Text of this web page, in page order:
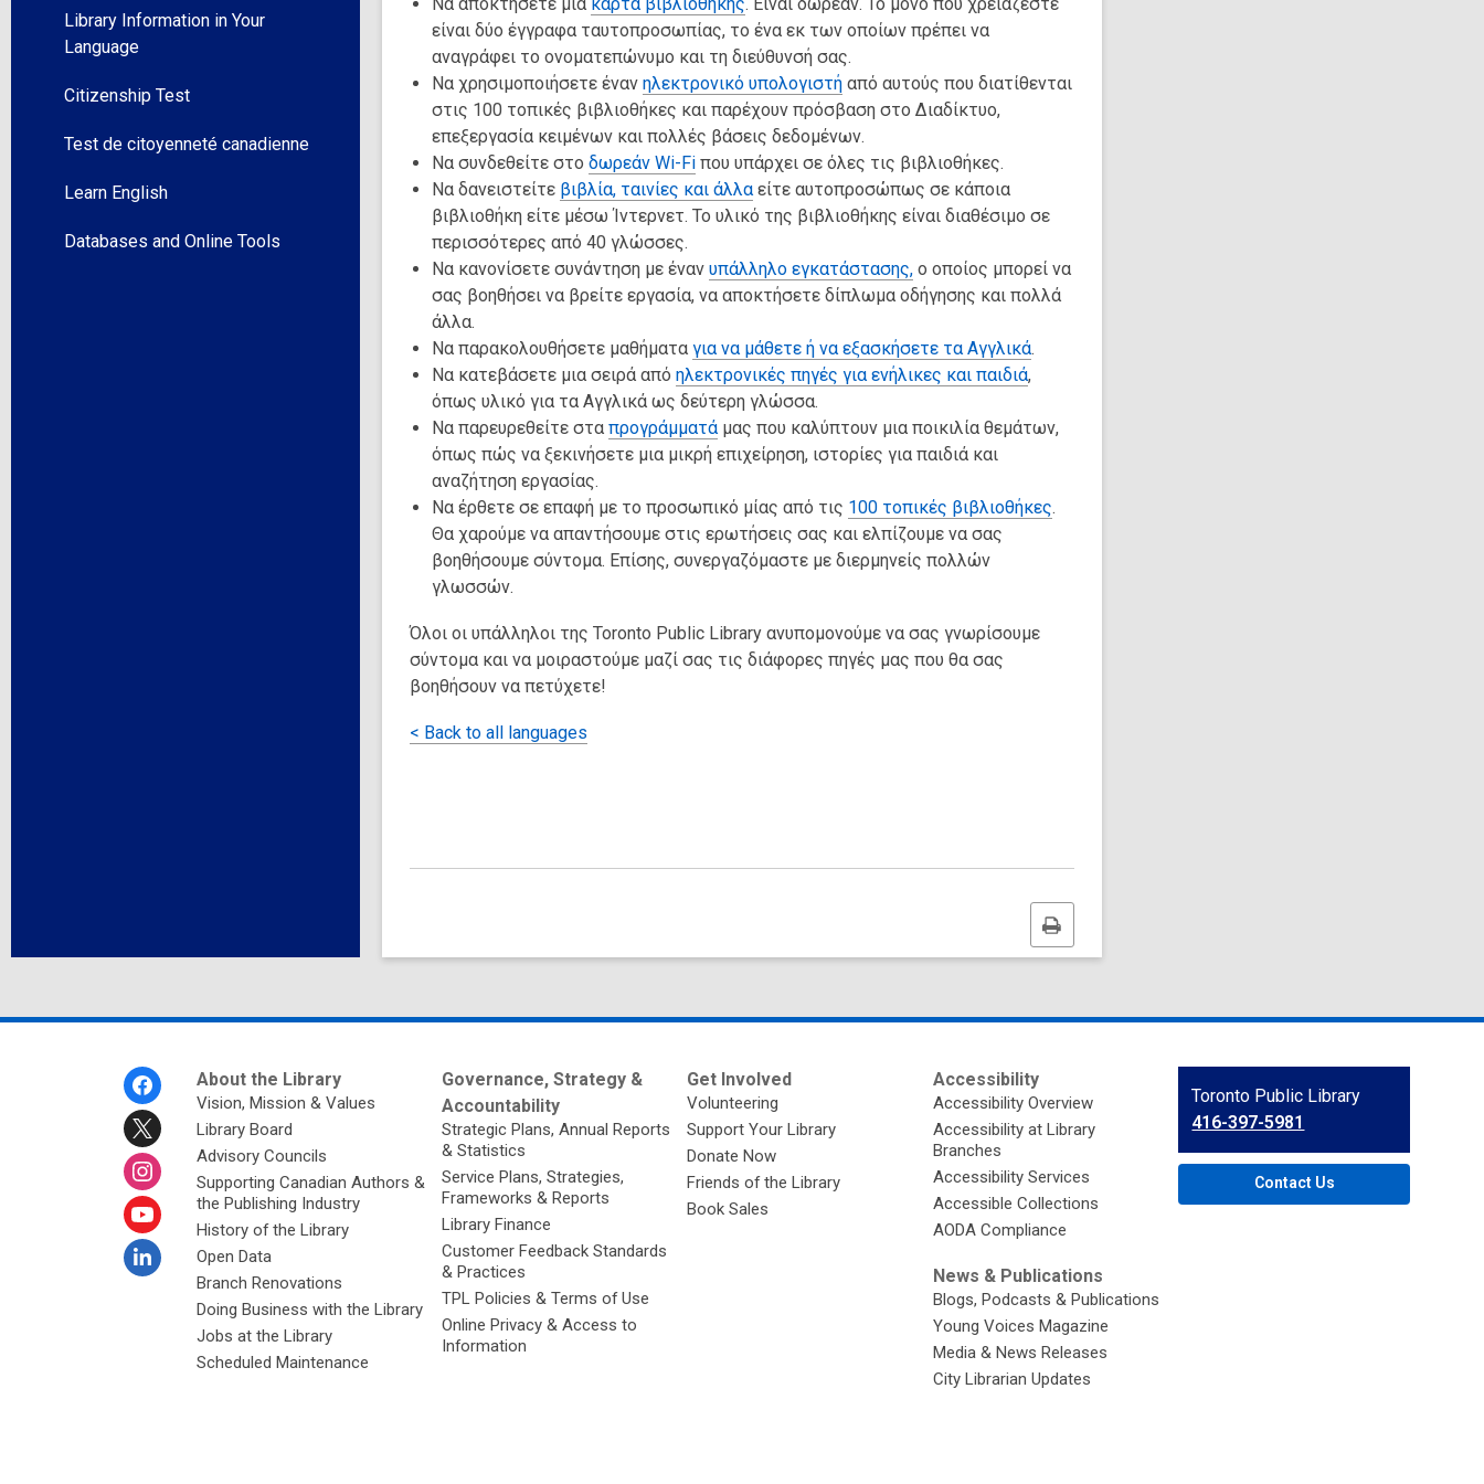
Library Information in Your
Language
Citizenship Test
Test de citoyenneté canadienne
Learn English
Databases and Online Tools
είναι δύο έγγραφα ταυτοπροσωπίας, το ένα εκ των οποίων πρέπει να
αναγράφει το ονοματεπώνυμο και τη διεύθυνσή σας.
Να χρησιμοποιήσετε έναν ηλεκτρονικό υπολογιστή από αυτούς που διατίθενται
στις 100 τοπικές βιβλιοθήκες και παρέχουν πρόσβαση στο Διαδίκτυο,
επεξεργασία κειμένων και πολλές βάσεις δεδομένων.
Να συνδεθείτε στο δωρεάν Wi-Fi που υπάρχει σε όλες τις βιβλιοθήκες.
Να δανειστείτε βιβλία, ταινίες και άλλαείτε αυτοπροσώπως σε κάποια
βιβλιοθήκη είτε μέσω Ίντερνετ. Το υλικό της βιβλιοθήκης είναι διαθέσιμο σε
περισσότερες από 40 γλώσσες.
Να κανονίσετε συνάντηση με έναν υπάλληλο εγκατάστασης, ο οποίος μπορεί να
σας βοηθήσει να βρείτε εργασία, να αποκτήσετε δίπλωμα οδήγησης και πολλά
άλλα.
Να παρακολουθήσετε μαθήματα για να μάθετε ή να εξασκήσετε τα Αγγλικά.
Να κατεβάσετε μια σειρά από ηλεκτρονικές πηγές για ενήλικες και παιδιά,
όπως υλικό για τα Αγγλικά ως δεύτερη γλώσσα.
Να παρευρεθείτε στα προγράμματάμας που καλύπτουν μια ποικιλία θεμάτων,
όπως πώς να ξεκινήσετε μια μικρή επιχείρηση, ιστορίες για παιδιά και
αναζήτηση εργασίας.
Να έρθετε σε επαφή με το προσωπικό μίας από τις 100 τοπικές βιβλιοθήκες.
Θα χαρούμε να απαντήσουμε στις ερωτήσεις σας και ελπίζουμε να σας
βοηθήσουμε σύντομα. Επίσης, συνεργαζόμαστε με διερμηνείς πολλών
γλωσσών.
Όλοι οι υπάλληλοι της Toronto Public Library ανυπομονούμε να σας γνωρίσουμε
σύντομα και να μοιραστούμε μαζί σας τις διάφορες πηγές μας που θα σας
βοηθήσουν να πετύχετε!
< Back to all languages
Print
this
page
About the Library
Vision, Mission & Values
Library Board
Advisory Councils
Supporting Canadian Authors &
the Publishing Industry
History of the Library
Open Data
Branch Renovations
Doing Business with the Library
Jobs at the Library
Scheduled Maintenance
Governance, Strategy &
Accountability
Strategic Plans, Annual Reports
& Statistics
Service Plans, Strategies,
Frameworks & Reports
Library Finance
Customer Feedback Standards
& Practices
TPL Policies & Terms of Use
Online Privacy & Access to
Information
Get Involved
Volunteering
Support Your Library
Donate Now
Friends of the Library
Book Sales
Accessibility
Accessibility Overview
Accessibility at Library
Branches
Accessibility Services
Accessible Collections
AODA Compliance
News & Publications
Blogs, Podcasts & Publications
Young Voices Magazine
Media & News Releases
City Librarian Updates
Contact
the
Library
Toronto Public Library
416-397-5981
Contact Us